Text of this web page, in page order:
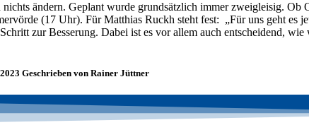
ändern. Geplant wurde grundsätzlich immer zweigleisig. Ob
(17 Uhr). Für Matthias Ruckh steht fest: „Für uns geht es
zur Besserung. Dabei ist es vor allem auch entscheidend,
Geschrieben von Rainer Jüttner